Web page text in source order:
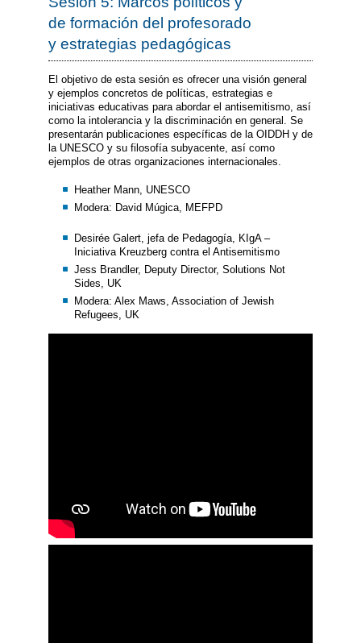
de formación del profesorado
y estrategias pedagógicas
El objetivo de esta sesión es ofrecer una visión general
y ejemplos concretos de políticas, estrategias e
iniciativas educativas para abordar el antisemitismo, así
como la intolerancia y la discriminación en general. Se
presentarán publicaciones específicas de la OIDDH y de
la UNESCO y su filosofía subyacente, así como
ejemplos de otras organizaciones internacionales.
Heather Mann, UNESCO
Modera: David Múgica, MEFPD
Desirée Galert, jefa de Pedagogía, KIgA –
Iniciativa Kreuzberg contra el Antisemitismo
Jess Brandler, Deputy Director, Solutions Not
Sides, UK
Modera: Alex Maws, Association of Jewish
Refugees, UK